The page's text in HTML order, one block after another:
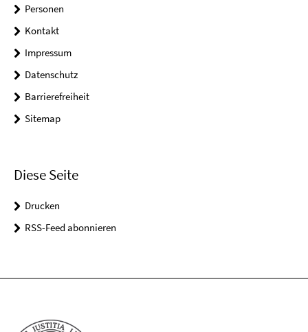
Personen
Kontakt
Impressum
Datenschutz
Barrierefreiheit
Sitemap
Diese Seite
Drucken
RSS-Feed abonnieren